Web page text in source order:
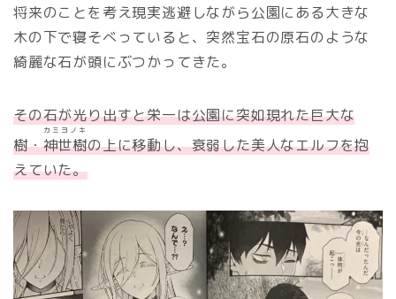
将来のことを考え現実逃避しながら公園にある大きな
木の下で寝そべっていると、突然宝石の原石のような
綺麗な石が頭にぶつかってきた。
その石が光り出すと栄一は公園に突如現れた巨大な
樹・神世樹
カミヨノキ
の上に移動し、衰弱した美人なエルフを抱
えていた。